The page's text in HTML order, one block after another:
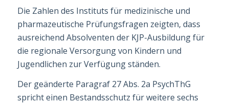
Die Zahlen des Instituts für medizinische und
pharmazeutische Prüfungsfragen zeigten, dass
ausreichend Absolventen der KJP-Ausbildung für
die regionale Versorgung von Kin­dern und
Jugendlichen zur Verfügung ständen.
Der geänderte Paragraf 27 Abs. 2a PsychThG
spricht einen Bestandsschutz für weitere sechs